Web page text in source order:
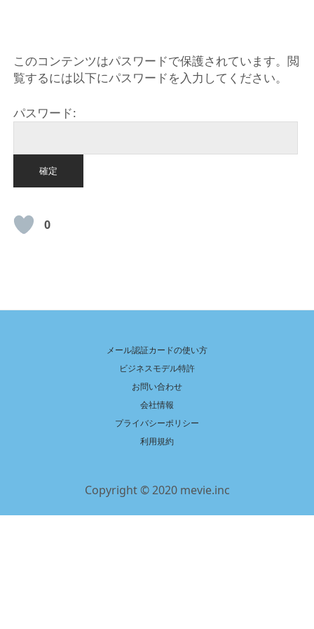
このコンテンツはパスワードで保護されています。閲
覧するには以下にパスワードを入力してください。
パスワード:
0
メール認証カードの使い方
ビジネスモデル特許
お問い合わせ
会社情報
プライバシーポリシー
利用規約
Copyright © 2020 mevie.inc